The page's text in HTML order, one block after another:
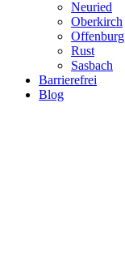
Neuried
Oberkirch
Offenburg
Rust
Sasbach
Barrierefrei
Blog